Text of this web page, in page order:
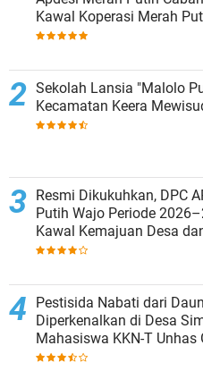
Kawal Koperasi Merah
Sekolah Lansia "Malolo
Kecamatan Keera
Resmi Dikukuhkan, DPC
Putih Wajo Periode
Kawal Kemajuan Desa
Merah Putih
Pestisida Nabati dari
Diperkenalkan di Desa
Mahasiswa KKN-T Unhas